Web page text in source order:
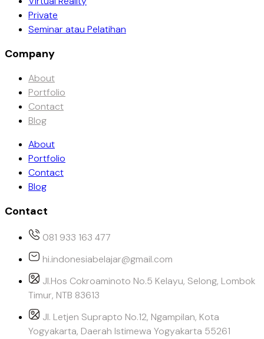
Private
Seminar atau Pelatihan
Company
About
Portfolio
Contact
Blog
About
Portfolio
Contact
Blog
Contact
081 933 163 477
hi.indonesiabelajar@gmail.com
Jl.Hos Cokroaminoto No.5 Kelayu, Selong, Lombok
Timur, NTB 83613
Jl. Letjen Suprapto No.12, Ngampilan, Kota
Yogyakarta, Daerah Istimewa Yogyakarta 55261